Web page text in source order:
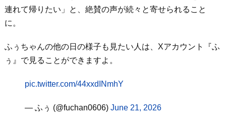
連れて帰りたい」と、絶賛の声が続々と寄せられること
に。
ふぅちゃんの他の日の様子も見たい人は、Xアカウント『ふ
ぅ』で見ることができますよ。
pic.twitter.com/44xxdINmhY
— ふぅ (@fuchan0606) June 21, 2026